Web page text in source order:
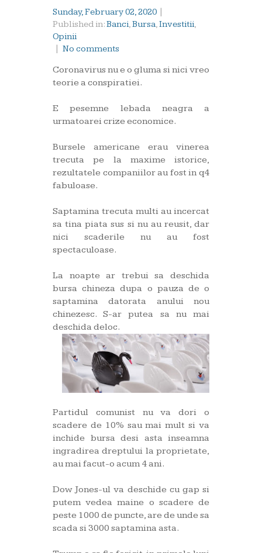
Sunday, February 02, 2020
Published in:Banci,Bursa,Investitii,
Opinii
No comments
Coronavirus nu e o gluma si nici vreo
teorie a conspiratiei.
E pesemne lebada neagra a
urmatoarei crize economice.
Bursele americane erau vinerea
trecuta pe la maxime istorice,
rezultatele companiilor au fost in q4
fabuloase.
Saptamina trecuta multi au incercat
sa tina piata sus si nu au reusit, dar
nici scaderile nu au fost
spectaculoase.
La noapte ar trebui sa deschida
bursa chineza dupa o pauza de o
saptamina datorata anului nou
chinezesc. S-ar putea sa nu mai
deschida deloc.
Partidul comunist nu va dori o
scadere de 10% sau mai mult si va
inchide bursa desi asta inseamna
ingradirea dreptului la proprietate,
au mai facut-o acum 4 ani.
Dow Jones-ul va deschide cu gap si
putem vedea maine o scadere de
peste 1000 de puncte, are de unde sa
scada si 3000 saptamina asta.